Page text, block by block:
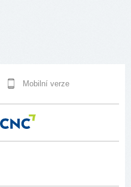
Mobilní verze